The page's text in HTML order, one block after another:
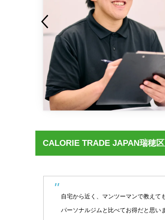
CALORIE TRADE JAPAN瑞穂
自宅から近く、マンツーマンで教えて
パーソナルジムと比べてお得だと思い